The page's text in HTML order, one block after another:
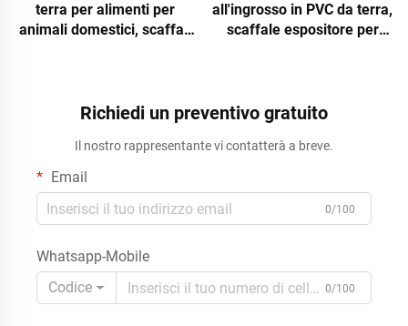
terra per alimenti per
animali domestici, scaffali
gatti
all'ingrosso in PVC da terra,
scaffale espositore per
dettaglio Apache
Richiedi un preventivo gratuito
Il nostro rappresentante vi contatterà a breve.
Email
0/100
Whatsapp-Mobile
Codice
0/100